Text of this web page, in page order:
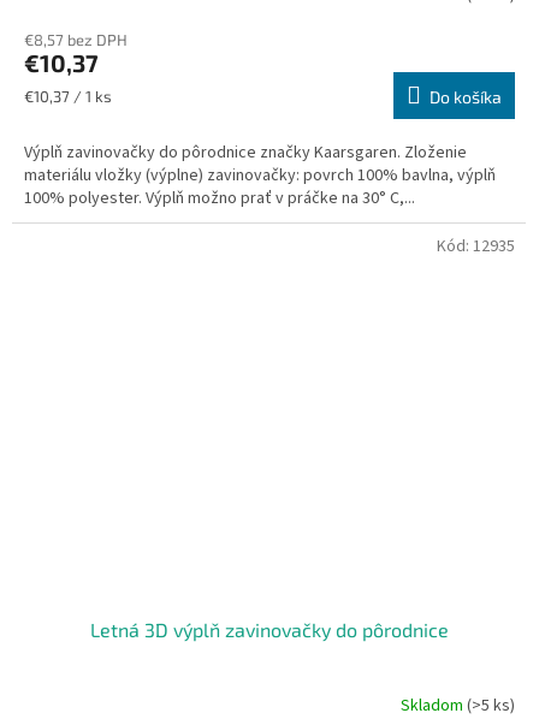
produktu
je
5,0
hviezdičiek.
€8,57 bez DPH
€10,37
Jednotková
€10,37 / 1 ks Do košíka
Výplň zavinovačky do pôrodnice značky Kaarsgaren. Zloženie
materiálu vložky (výplne) zavinovačky: povrch 100% bavlna, výplň
100% polyester. Výplň možno prať v práčke na 30° C,...
Letná 3D výplň zavinovačky do pôrodnice
Skladom(>5 ks)
Kód: 12935